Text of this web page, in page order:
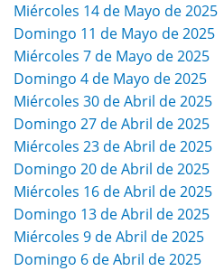
Miércoles 14 de Mayo de 2025
Domingo 11 de Mayo de 2025
Miércoles 7 de Mayo de 2025
Domingo 4 de Mayo de 2025
Miércoles 30 de Abril de 2025
Domingo 27 de Abril de 2025
Miércoles 23 de Abril de 2025
Domingo 20 de Abril de 2025
Miércoles 16 de Abril de 2025
Domingo 13 de Abril de 2025
Miércoles 9 de Abril de 2025
Domingo 6 de Abril de 2025